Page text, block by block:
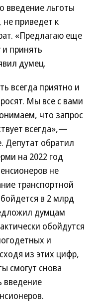
введение льготы
приведет к
«Предлагаю еще
принять
думец.
всегда приятно и
Мы все с вами
что запрос
всегда»,—
Депутат обратил
на 2022 год
не
транспортной
в 2 млрд
думцам
обойдутся
и
из этих цифр,
смогут снова
введение